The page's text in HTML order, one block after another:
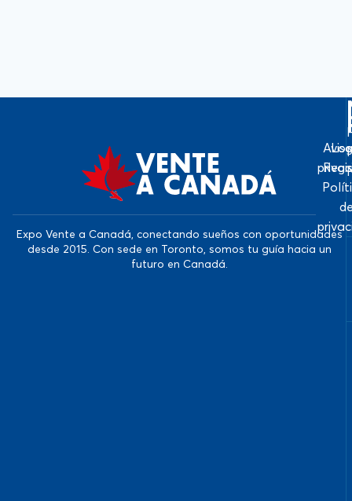
Expo Vente a Canadá, conectando sueños con oportunidades
desde 2015. Con sede en Toronto, somos tu guía hacia un
futuro en Canadá.